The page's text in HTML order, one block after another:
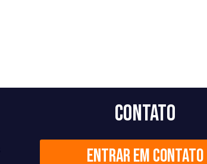
Contato
Entrar em contato